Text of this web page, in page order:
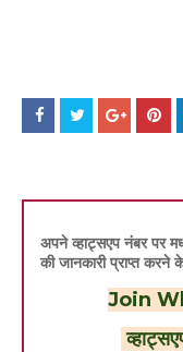
अपने व्हाट्सएप नंबर पर
की जानकारी प्राप्त
Join